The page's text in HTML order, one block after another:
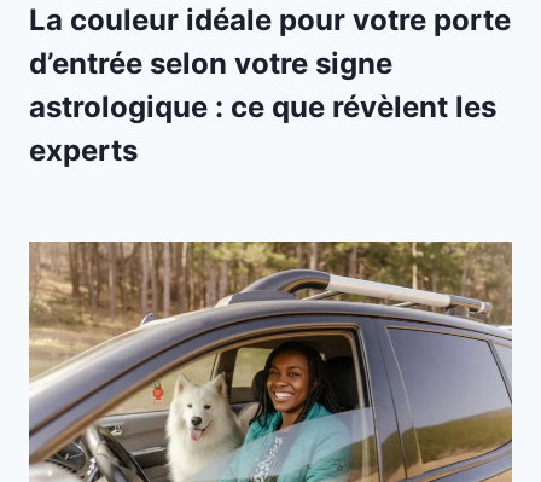
La couleur idéale pour votre porte
d’entrée selon votre signe
astrologique : ce que révèlent les
experts